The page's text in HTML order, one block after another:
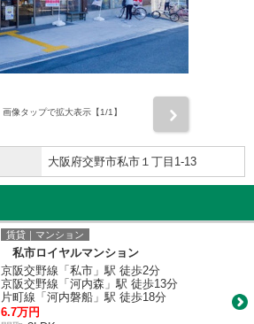
画像タップで拡大表示【1/1】
大阪府交野市私市１丁目1-13
賃貸｜マンション
私市ロイヤルマンション
京阪交野線「私市」駅 徒歩2分
京阪交野線「河内森」駅 徒歩13分
片町線「河内磐船」駅 徒歩18分
6.7万円